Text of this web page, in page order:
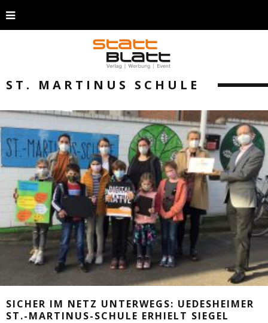
ST. MARTINUS SCHULE
SICHER IM NETZ UNTERWEGS: UEDESHEIMER
ST.-MARTINUS-SCHULE ERHIELT SIEGEL